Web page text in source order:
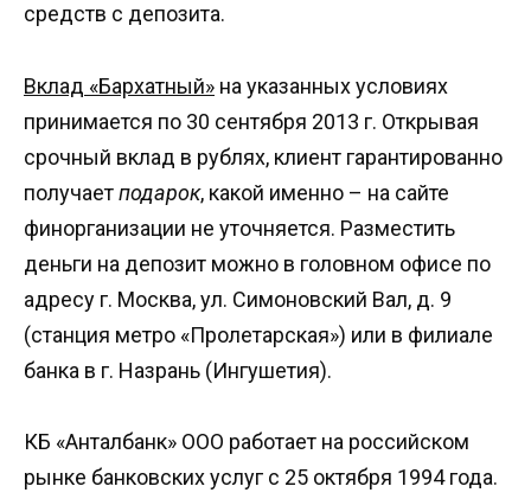
средств с депозита.
Вклад «Бархатный» на указанных условиях
принимается по 30 сентября 2013 г. Открывая
срочный вклад в рублях, клиент гарантированно
получаетподарок, какой именно – на сайте
финорганизации не уточняется. Разместить
деньги на депозит можно в головном офисе по
адресу г. Москва, ул. Симоновский Вал, д. 9
(станция метро «Пролетарская») или в филиале
банка в г. Назрань (Ингушетия).
КБ «Анталбанк» ООО работает на российском
рынке банковских услуг с 25 октября 1994 года.